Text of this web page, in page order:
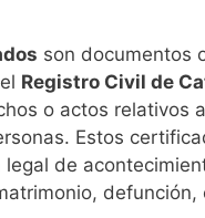
son documentos
Registro Civil de
o actos relativos
Estos
legal de
defunción,